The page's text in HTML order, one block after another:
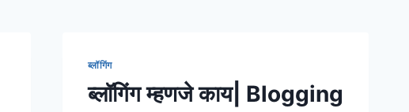
ब्लॉगिंग
ब्लॉगिंग म्हणजे काय| Blogging